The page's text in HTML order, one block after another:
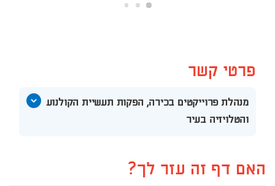
פרטי קשר
הצג
תוכן
מנהלת פרוייקטים בכירה, הפקות תעשיית הקולנוע
והטלויזיה בעיר
האם דף זה עזר לך?